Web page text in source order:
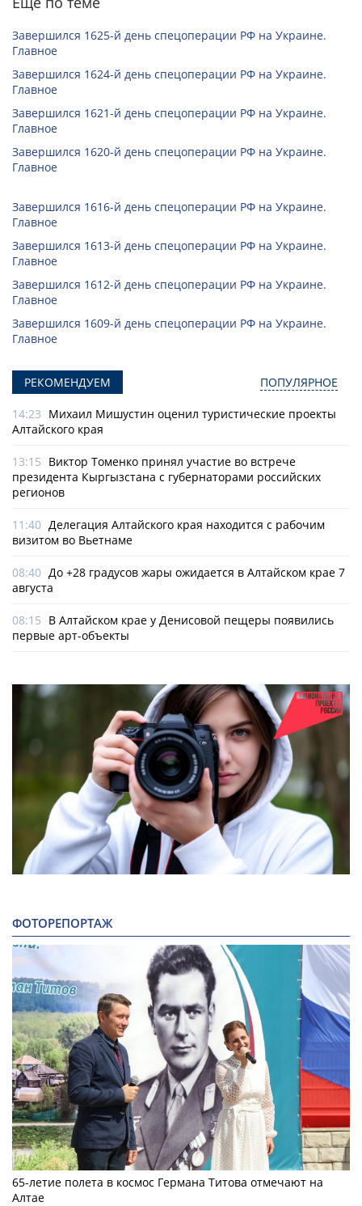
Завершился 1625-й день спецоперации РФ на Украине.
Главное
Завершился 1624-й день спецоперации РФ на Украине.
Главное
Завершился 1621-й день спецоперации РФ на Украине.
Главное
Завершился 1620-й день спецоперации РФ на Украине.
Главное
Завершился 1616-й день спецоперации РФ на Украине.
Главное
Завершился 1613-й день спецоперации РФ на Украине.
Главное
Завершился 1612-й день спецоперации РФ на Украине.
Главное
Завершился 1609-й день спецоперации РФ на Украине.
Главное
РЕКОМЕНДУЕМ ПОПУЛЯРНОЕ
14:23 Михаил Мишустин оценил туристические проекты
Алтайского края
13:15 Виктор Томенко принял участие во встрече
президента Кыргызстана с губернаторами российских
регионов
11:40 Делегация Алтайского края находится с рабочим
визитом во Вьетнаме
08:40 До +28 градусов жары ожидается в Алтайском крае 7
августа
08:15 В Алтайском крае у Денисовой пещеры появились
первые арт-объекты
ФОТОРЕПОРТАЖ
65-летие полета в космос Германа Титова отмечают на
Алтае